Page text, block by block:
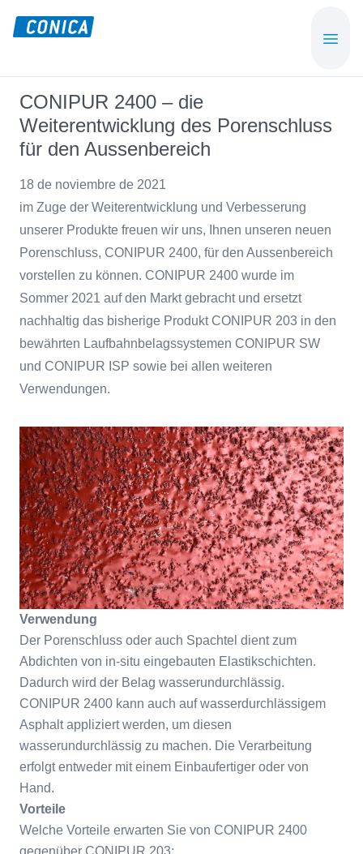
content
Functional
Flooring
Beläge
CONIPUR 2400 – die
Weiterentwicklung des Porenschluss
für den Aussenbereich
18 de noviembre de 2021
im Zuge der Weiterentwicklung und Verbesserung
unserer Produkte freuen wir uns, Ihnen unseren neuen
Porenschluss, CONIPUR 2400, für den Aussenbereich
vorstellen zu können. CONIPUR 2400 wurde im
Sommer 2021 auf den Markt gebracht und ersetzt
nachhaltig das bisherige Produkt CONIPUR 203 in den
bewährten Laufbahnbelagssystemen CONIPUR SW
und CONIPUR ISP sowie bei allen weiteren
Verwendungen.
Verwendung
Der Porenschluss oder auch Spachtel dient zum
Abdichten von in-situ eingebauten Elastikschichten.
Dadurch wird der Belag wasserundurchlässig.
CONIPUR 2400 kann auch auf wasserdurchlässigem
Asphalt appliziert werden, um diesen
wasserundurchlässig zu machen. Die Verarbeitung
erfolgt entweder mit einem Einbaufertiger oder von
Hand.
Vorteile
Welche Vorteile erwarten Sie von CONIPUR 2400
gegenüber CONIPUR 203: